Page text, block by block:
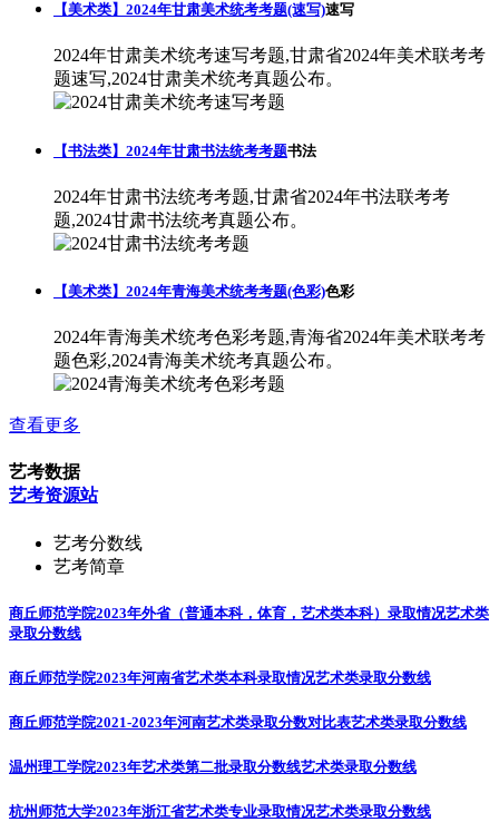
【美术类】2024年甘肃美术统考考题(速写)速写
2024年甘肃美术统考速写考题,甘肃省2024年美术联考考
题速写,2024甘肃美术统考真题公布。
【书法类】2024年甘肃书法统考考题书法
2024年甘肃书法统考考题,甘肃省2024年书法联考考
题,2024甘肃书法统考真题公布。
【美术类】2024年青海美术统考考题(色彩)色彩
2024年青海美术统考色彩考题,青海省2024年美术联考考
题色彩,2024青海美术统考真题公布。
查看更多
艺考数据
艺考资源站
艺考分数线
艺考简章
商丘师范学院2023年外省（普通本科，体育，艺术类本科）录取情况艺术类
录取分数线
商丘师范学院2023年河南省艺术类本科录取情况艺术类录取分数线
商丘师范学院2021-2023年河南艺术类录取分数对比表艺术类录取分数线
温州理工学院2023年艺术类第二批录取分数线艺术类录取分数线
杭州师范大学2023年浙江省艺术类专业录取情况艺术类录取分数线